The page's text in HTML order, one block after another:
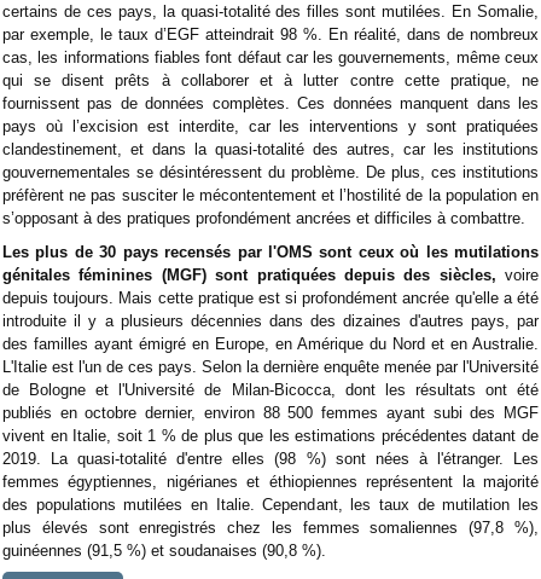
certains de ces pays, la quasi-totalité des filles sont mutilées. En Somalie,
par exemple, le taux d’EGF atteindrait 98 %. En réalité, dans de nombreux
cas, les informations fiables font défaut car les gouvernements, même ceux
qui se disent prêts à collaborer et à lutter contre cette pratique, ne
fournissent pas de données complètes. Ces données manquent dans les
pays où l’excision est interdite, car les interventions y sont pratiquées
clandestinement, et dans la quasi-totalité des autres, car les institutions
gouvernementales se désintéressent du problème. De plus, ces institutions
préfèrent ne pas susciter le mécontentement et l’hostilité de la population en
s’opposant à des pratiques profondément ancrées et difficiles à combattre.
Les plus de 30 pays recensés par l'OMS sont ceux où les mutilations
génitales féminines (MGF) sont pratiquées depuis des siècles, voire
depuis toujours. Mais cette pratique est si profondément ancrée qu'elle a été
introduite il y a plusieurs décennies dans des dizaines d'autres pays, par
des familles ayant émigré en Europe, en Amérique du Nord et en Australie.
L'Italie est l'un de ces pays. Selon la dernière enquête menée par l'Université
de Bologne et l'Université de Milan-Bicocca, dont les résultats ont été
publiés en octobre dernier, environ 88 500 femmes ayant subi des MGF
vivent en Italie, soit 1 % de plus que les estimations précédentes datant de
2019. La quasi-totalité d'entre elles (98 %) sont nées à l'étranger. Les
femmes égyptiennes, nigérianes et éthiopiennes représentent la majorité
des populations mutilées en Italie. Cependant, les taux de mutilation les
plus élevés sont enregistrés chez les femmes somaliennes (97,8 %),
guinéennes (91,5 %) et soudanaises (90,8 %).